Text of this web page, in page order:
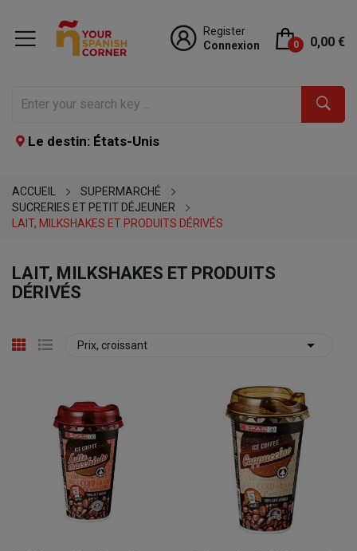
Register
Connexion
0 0,00 €
Le destin: États-Unis
ACCUEIL
SUPERMARCHÉ
SUCRERIES ET PETIT DÉJEUNER
LAIT, MILKSHAKES ET PRODUITS DÉRIVÉS
LAIT, MILKSHAKES ET PRODUITS
DÉRIVÉS
Prix, croissant 